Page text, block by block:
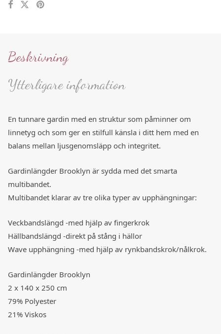
Beskrivning
Ytterligare information
En tunnare gardin med en struktur som påminner om
linnetyg och som ger en stilfull känsla i ditt hem med en
balans mellan ljusgenomsläpp och integritet.
Gardinlängder Brooklyn är sydda med det smarta
multibandet.
Multibandet klarar av tre olika typer av upphängningar:
Veckbandslängd -med hjälp av fingerkrok
Hällbandslängd -direkt på stång i hällor
Wave upphängning -med hjälp av rynkbandskrok/nålkrok.
Gardinlängder Brooklyn
2 x 140 x 250 cm
79% Polyester
21% Viskos